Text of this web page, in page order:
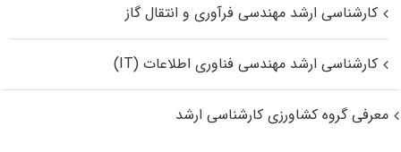
کارشناسی ارشد مهندسی فرآوری و انتقال گاز
کارشناسی ارشد مهندسی فناوری اطلاعات (IT)
معرفی گروه کشاورزی کارشناسی ارشد